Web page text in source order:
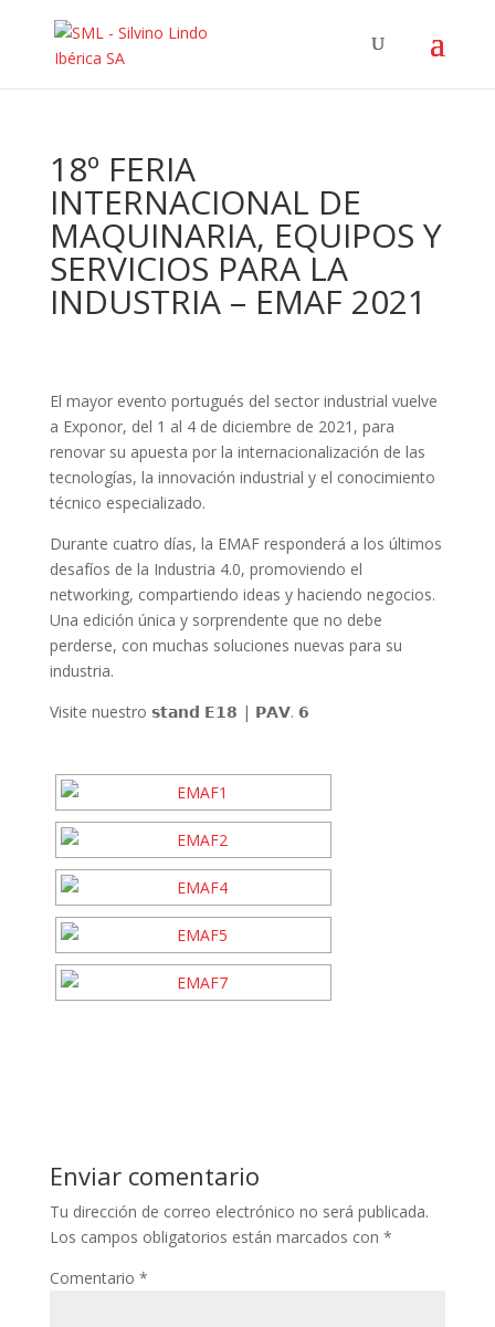
18º FERIA
INTERNACIONAL DE
MAQUINARIA, EQUIPOS Y
SERVICIOS PARA LA
INDUSTRIA – EMAF 2021
El mayor evento portugués del sector industrial vuelve
a Exponor, del 1 al 4 de diciembre de 2021, para
renovar su apuesta por la internacionalización de las
tecnologías, la innovación industrial y el conocimiento
técnico especializado.
Durante cuatro días, la EMAF responderá a los últimos
desafíos de la Industria 4.0, promoviendo el
networking, compartiendo ideas y haciendo negocios.
Una edición única y sorprendente que no debe
perderse, con muchas soluciones nuevas para su
industria.
Visite nuestro 𝘀𝘁𝗮𝗻𝗱 𝗘𝟭𝟴 | 𝗣𝗔𝗩. 𝟲
Enviar comentario
Tu dirección de correo electrónico no será publicada.
Los campos obligatorios están marcados con *
Comentario *